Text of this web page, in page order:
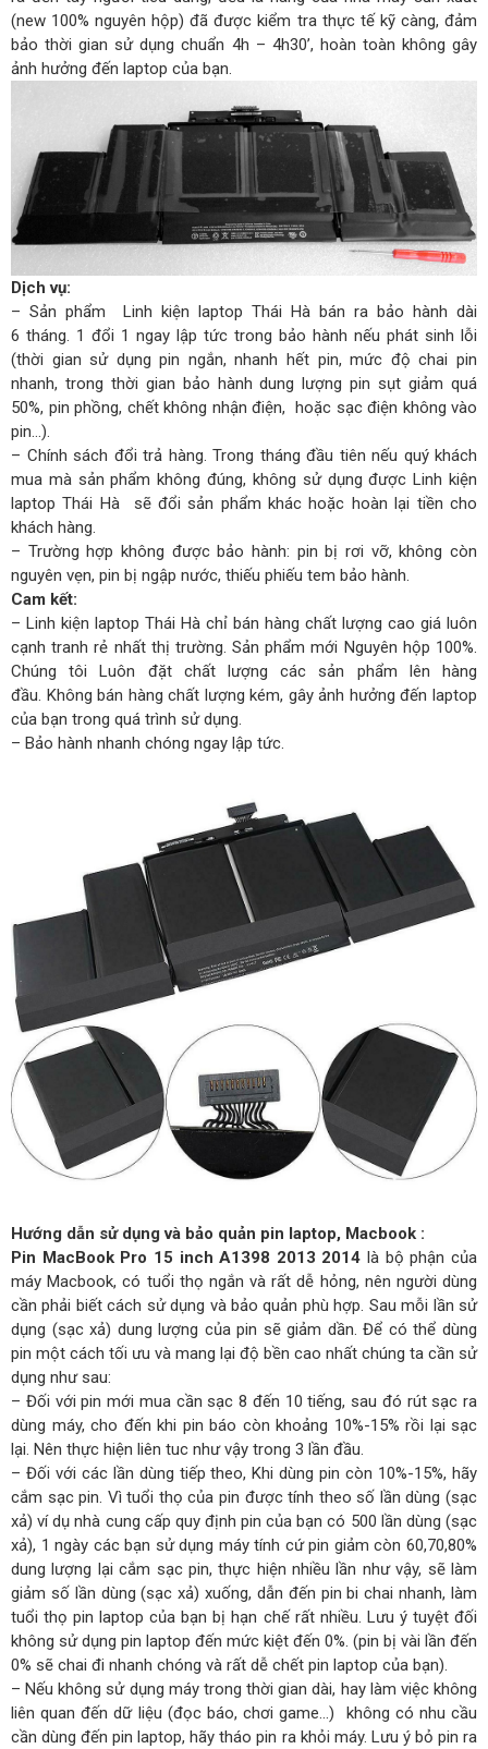
(new 100% nguyên hộp) đã được kiểm tra thực tế kỹ càng, đảm
bảo thời gian sử dụng chuẩn 4h – 4h30’, hoàn toàn không gây
ảnh hưởng đến laptop của bạn.
Dịch vụ:
– Sản phẩm Linh kiện laptop Thái Hà bán ra bảo hành dài
6 tháng. 1 đổi 1 ngay lập tức trong bảo hành nếu phát sinh lỗi
(thời gian sử dụng pin ngắn, nhanh hết pin, mức độ chai pin
nhanh, trong thời gian bảo hành dung lượng pin sụt giảm quá
50%, pin phồng, chết không nhận điện, hoặc sạc điện không vào
pin…).
– Chính sách đổi trả hàng. Trong tháng đầu tiên nếu quý khách
mua mà sản phẩm không đúng, không sử dụng được Linh kiện
laptop Thái Hà sẽ đổi sản phẩm khác hoặc hoàn lại tiền cho
khách hàng.
– Trường hợp không được bảo hành: pin bị rơi vỡ, không còn
nguyên vẹn, pin bị ngập nước, thiếu phiếu tem bảo hành.
Cam kết:
– Linh kiện laptop Thái Hà chỉ bán hàng chất lượng cao giá luôn
cạnh tranh rẻ nhất thị trường. Sản phẩm mới Nguyên hộp 100%.
Chúng tôi Luôn đặt chất lượng các sản phẩm lên hàng
đầu. Không bán hàng chất lượng kém, gây ảnh hưởng đến laptop
của bạn trong quá trình sử dụng.
– Bảo hành nhanh chóng ngay lập tức.
Hướng dẫn sử dụng và bảo quản pin laptop, Macbook :
Pin MacBook Pro 15 inch A1398 2013 2014 là bộ phận của
máy Macbook, có tuổi thọ ngắn và rất dễ hỏng, nên người dùng
cần phải biết cách sử dụng và bảo quản phù hợp. Sau mỗi lần sử
dụng (sạc xả) dung lượng của pin sẽ giảm dần. Để có thể dùng
pin một cách tối ưu và mang lại độ bền cao nhất chúng ta cần sử
dụng như sau:
– Đối với pin mới mua cần sạc 8 đến 10 tiếng, sau đó rút sạc ra
dùng máy, cho đến khi pin báo còn khoảng 10%-15% rồi lại sạc
lại. Nên thực hiện liên tuc như vậy trong 3 lần đầu.
– Đối với các lần dùng tiếp theo, Khi dùng pin còn 10%-15%, hãy
cắm sạc pin. Vì tuổi thọ của pin được tính theo số lần dùng (sạc
xả) ví dụ nhà cung cấp quy định pin của bạn có 500 lần dùng (sạc
xả), 1 ngày các bạn sử dụng máy tính cứ pin giảm còn 60,70,80%
dung lượng lại cắm sạc pin, thực hiện nhiều lần như vậy, sẽ làm
giảm số lần dùng (sạc xả) xuống, dẫn đến pin bi chai nhanh, làm
tuổi thọ pin laptop của bạn bị hạn chế rất nhiều. Lưu ý tuyệt đối
không sử dụng pin laptop đến mức kiệt đến 0%. (pin bị vài lần đến
0% sẽ chai đi nhanh chóng và rất dễ chết pin laptop của bạn).
– Nếu không sử dụng máy trong thời gian dài, hay làm việc không
liên quan đến dữ liệu (đọc báo, chơi game…) không có nhu cầu
cần dùng đến pin laptop, hãy tháo pin ra khỏi máy. Lưu ý bỏ pin ra